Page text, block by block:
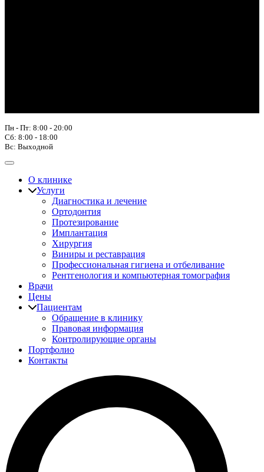
Пн - Пт: 8:00 - 20:00
Сб: 8:00 - 18:00
Вс: Выходной
О клинике
Услуги
Диагностика и лечение
Ортодонтия
Протезирование
Имплантация
Хирургия
Виниры и реставрация
Профессиональная гигиена и отбеливание
Рентгенология и компьютерная томография
Врачи
Цены
Пациентам
Обращение в клинику
Правовая информация
Контролирующие органы
Портфолио
Контакты